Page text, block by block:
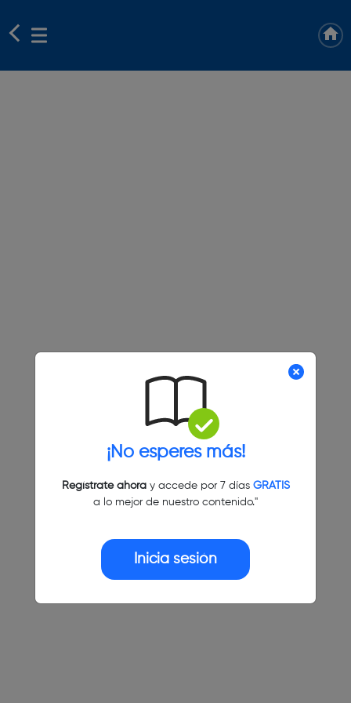
¡No esperes más!
Regístrate ahoray accede por 7 días GRATIS
a lo mejor de nuestro contenido."
Inicia sesión